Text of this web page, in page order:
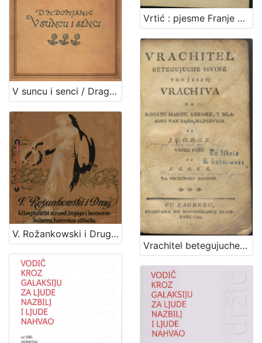
V suncu i senci / Dragutin M. Domjanić ; [zredila, nakinčila i z rukom na kamen napisala Olga Höcker]
Vrtić : pjesme Franje Krsta markeza Frankopana, kneza Tržačkoga / izdao Ivan Kostrenčić
V. Rožankowski i Drug : litografički zavod, knjigo i kamenotiskara, tvornica etiketa : 1898-1913
Vrachitel betegujuche sivine tho jeszt Vrachtva za rogatu marhu, kermke, y mladinu / van dana najpervich po J. G. O. R. G. Z. ; vezda pako po F. G. O. K. Z. na obchinzku haszen